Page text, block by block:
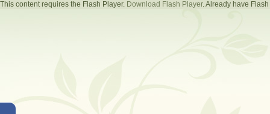
This content requires the Flash Player. Download Flash Player. Already have